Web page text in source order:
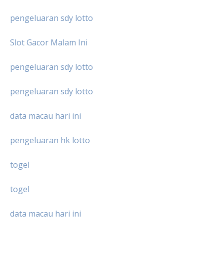
pengeluaran sdy lotto
Slot Gacor Malam Ini
pengeluaran sdy lotto
pengeluaran sdy lotto
data macau hari ini
pengeluaran hk lotto
togel
togel
data macau hari ini